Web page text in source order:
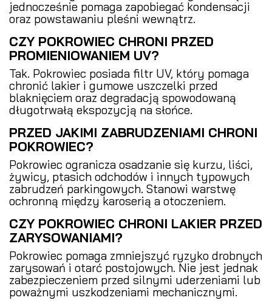
jednocześnie pomaga zapobiegać kondensacji
oraz powstawaniu pleśni wewnątrz.
CZY POKROWIEC CHRONI PRZED
PROMIENIOWANIEM UV?
Tak. Pokrowiec posiada filtr UV, który pomaga
chronić lakier i gumowe uszczelki przed
blaknięciem oraz degradacją spowodowaną
długotrwałą ekspozycją na słońce.
PRZED JAKIMI ZABRUDZENIAMI CHRONI
POKROWIEC?
Pokrowiec ogranicza osadzanie się kurzu, liści,
żywicy, ptasich odchodów i innych typowych
zabrudzeń parkingowych. Stanowi warstwę
ochronną między karoserią a otoczeniem.
CZY POKROWIEC CHRONI LAKIER PRZED
ZARYSOWANIAMI?
Pokrowiec pomaga zmniejszyć ryzyko drobnych
zarysowań i otarć postojowych. Nie jest jednak
zabezpieczeniem przed silnymi uderzeniami lub
poważnymi uszkodzeniami mechanicznymi.